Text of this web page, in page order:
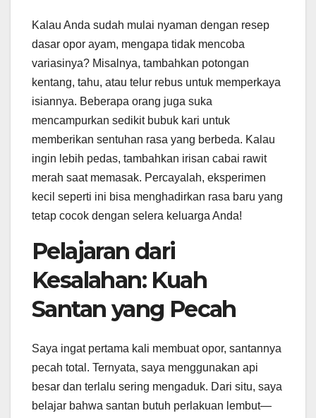
Kalau Anda sudah mulai nyaman dengan resep
dasar opor ayam, mengapa tidak mencoba
variasinya? Misalnya, tambahkan potongan
kentang, tahu, atau telur rebus untuk memperkaya
isiannya. Beberapa orang juga suka
mencampurkan sedikit bubuk kari untuk
memberikan sentuhan rasa yang berbeda. Kalau
ingin lebih pedas, tambahkan irisan cabai rawit
merah saat memasak. Percayalah, eksperimen
kecil seperti ini bisa menghadirkan rasa baru yang
tetap cocok dengan selera keluarga Anda!
Pelajaran dari
Kesalahan: Kuah
Santan yang Pecah
Saya ingat pertama kali membuat opor, santannya
pecah total. Ternyata, saya menggunakan api
besar dan terlalu sering mengaduk. Dari situ, saya
belajar bahwa santan butuh perlakuan lembut—